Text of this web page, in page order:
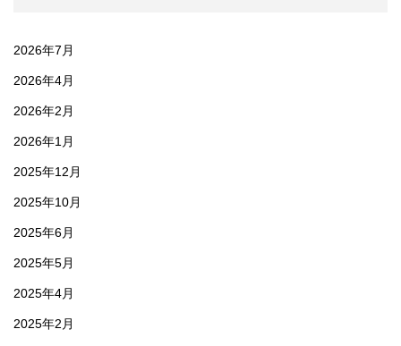
2026年7月
2026年4月
2026年2月
2026年1月
2025年12月
2025年10月
2025年6月
2025年5月
2025年4月
2025年2月